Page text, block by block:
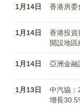
1月14日 香港房委
1月14日
香港投資
開設地區
1月14日 亞洲金融
1月13日
中汽協：
增長